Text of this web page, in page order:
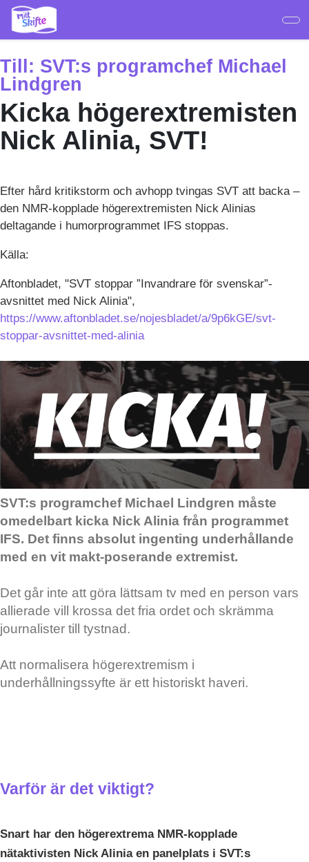
Hoppa
huvudinnehåll
Till: SVT:s programchef Michael
Lindgren
Kicka högerextremisten
Nick Alinia, SVT!
Efter hård kritikstorm och avhopp tvingas SVT att backa –
den NMR-kopplade högerextremisten Nick Alinias
deltagande i humorprogrammet IFS stoppas.
Källa:
Aftonbladet, "SVT stoppar ”Invandrare för svenskar”-
avsnittet med Nick Alinia",
https://www.aftonbladet.se/nojesbladet/a/9p6kGE/svt-
stoppar-avsnittet-med-alinia
SVT:s programchef Michael Lindgren måste
omedelbart kicka Nick Alinia från programmet
IFS. Det finns absolut ingenting underhållande
med en vit makt-poserande extremist.
Det går inte att göra lättsam tv med en person vars
allierade vill krossa det fria ordet och skrämma
journalister till tystnad.
Att normalisera högerextremism i
underhållningssyfte är ett historiskt haveri.
Varför är det viktigt?
Snart har den högerextrema NMR-kopplade
nätaktivisten Nick Alinia en panelplats i SVT:s